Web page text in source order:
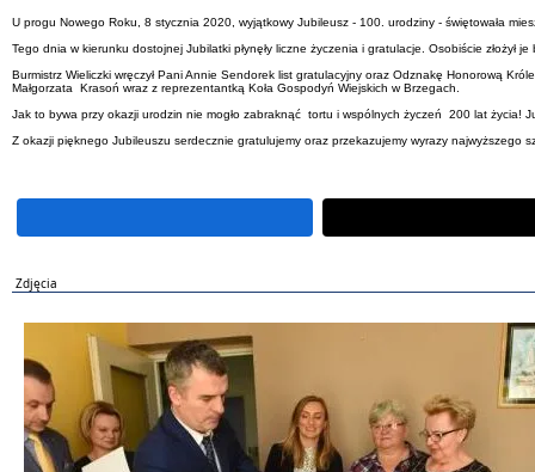
U progu Nowego Roku, 8 stycznia 2020, wyjątkowy Jubileusz - 100. urodziny - świętowała
Tego dnia w kierunku dostojnej Jubilatki płynęły liczne życzenia i gratulacje. Osobiście
Burmistrz Wieliczki wręczył Pani Annie Sendorek list gratulacyjny oraz Odznakę Honorową
Małgorzata Krasoń wraz z reprezentantką Koła Gospodyń Wiejskich w Brzegach.
Jak to bywa przy okazji urodzin nie mogło zabraknąć tortu i wspólnych życzeń 200 lat życia!
Z okazji pięknego Jubileuszu serdecznie gratulujemy oraz przekazujemy wyrazy najwyższego
Zdjęcia